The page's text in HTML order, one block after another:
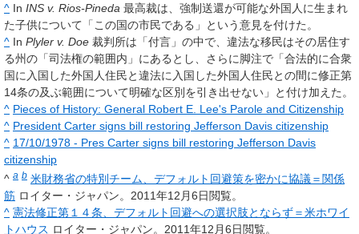
^ In INS v. Rios-Pineda 最高裁は、強制送還が可能な外国人に生まれ
た子供について「この国の市民である」という意見を付けた。
^ In Plyler v. Doe 裁判所は「付言」の中で、違法な移民はその居住す
る州の「司法権の範囲内」にあるとし、さらに脚注で「合法的に合衆
国に入国した外国人住民と違法に入国した外国人住民との間に修正第
14条の及ぶ範囲について明確な区別を引き出せない」と付け加えた。
^ Pieces of History: General Robert E. Lee's Parole and Citizenship
^ President Carter signs bill restoring Jefferson Davis citizenship
^ 17/10/1978 - Pres Carter signs bill restoring Jefferson Davis
citizenship
^ a b 米財務省の特別チーム、デフォルト回避策を密かに協議＝関係
筋 ロイター・ジャパン。2011年12月6日閲覧。
^ 憲法修正第１４条、デフォルト回避への選択肢とならず＝米ホワイ
トハウス ロイター・ジャパン。2011年12月6日閲覧。